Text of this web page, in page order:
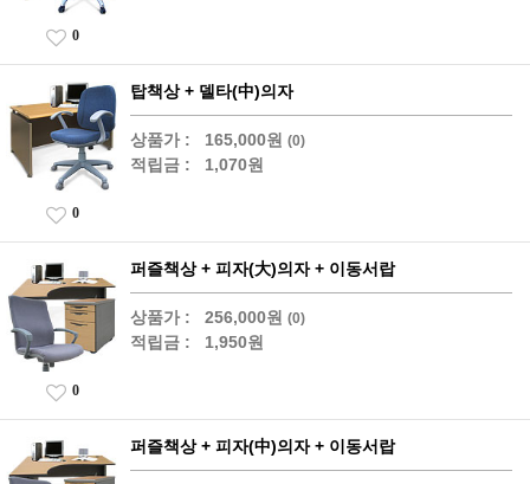
0
탑책상 + 델타(中)의자
상품가 : 165,000원 (0)
적립금 : 1,070원
0
퍼즐책상 + 피자(大)의자 + 이동서랍
상품가 : 256,000원 (0)
적립금 : 1,950원
0
퍼즐책상 + 피자(中)의자 + 이동서랍